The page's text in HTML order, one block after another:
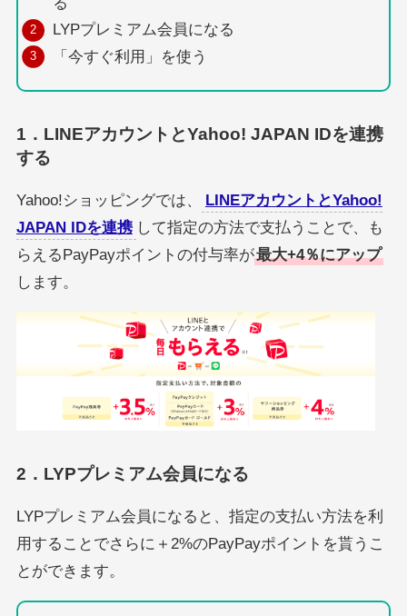
LYPプレミアム会員になる
「今すぐ利用」を使う
1．LINEアカウントとYahoo! JAPAN IDを連携
する
Yahoo!ショッピングでは、
LINEアカウントとYahoo!
JAPAN IDを連携 して指定の方法で支払うことで、も
らえるPayPayポイントの付与率が最大+4％にアップ
します。
2．LYPプレミアム会員になる
LYPプレミアム会員になると、指定の支払い方法を利
用することでさらに＋2%のPayPayポイントを貰うこ
とができます。